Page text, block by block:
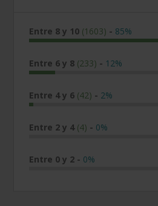
Entre 8 y 10 (1603) - 85%
Entre 6 y 8 (233) - 12%
Entre 4 y 6 (42) - 2%
Entre 2 y 4 (4) - 0%
Entre 0 y 2 - 0%